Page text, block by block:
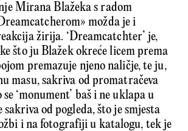
Mirana Blažeka s radom
možda je i
žirija. ‘Dreamcatchter’ je,
što ju Blažek okreće licem prema
premazuje njeno naličje, te ju,
masu, sakriva od promatračeva
se ‘monument’ baš i ne uklapa u
sakriva od pogleda, što je smjesta
i na fotografiji u katalogu, tek je